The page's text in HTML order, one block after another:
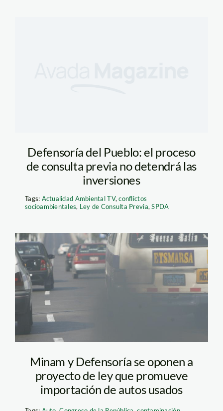
Defensoría del Pueblo: el proceso
de consulta previa no detendrá las
inversiones
Tags: Actualidad Ambiental TV,conflictos
socioambientales, Ley de Consulta Previa,SPDA
Minam y Defensoría se oponen a
proyecto de ley que promueve
importación de autos usados